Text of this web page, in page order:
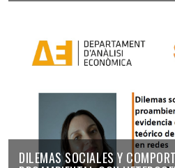
DILEMAS SOCIALES Y